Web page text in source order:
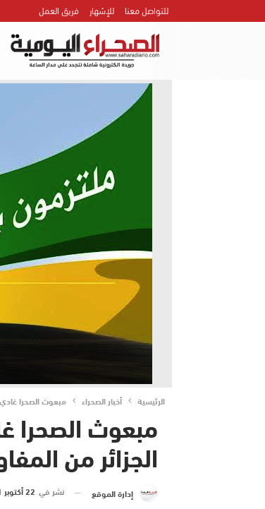
للتواصل معنا للإشهار فريق العمل
الرئيسية أخبار الصحراء مبعوث الصحرا
مبعوث الصحرا
الجزائر من
إدارة الموقع نشر في 22 أكتوبر 2021 الساعة 6 و 34 دقيقة